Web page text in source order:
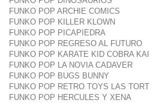
FUNKO POP ARCHIE COMICS
FUNKO POP KILLER KLOWN
FUNKO POP PICAPIEDRA
FUNKO POP REGRESO AL FUTURO
FUNKO POP KARATE KID COBRA KAI
FUNKO POP LA NOVIA CADAVER
FUNKO POP BUGS BUNNY
FUNKO POP RETRO TOYS LAS
FUNKO POP HERCULES Y XENA